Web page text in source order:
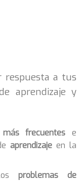
respuesta a tus
aprendizaje y
frecuentes e
aprendizajeen la
problemas de